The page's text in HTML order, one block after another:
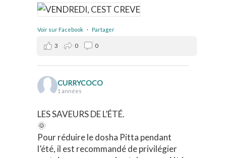
Voir sur Facebook · Partager
3 0 0
CURRYCOCO
1 années
LES SAVEURS DE L’ÉTÉ.
🌞
Pour réduire le dosha Pitta pendant
l’été, il est recommandé de privilégier